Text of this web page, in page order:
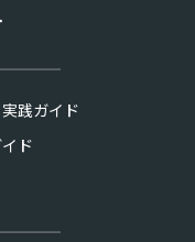
践ガイド
ド